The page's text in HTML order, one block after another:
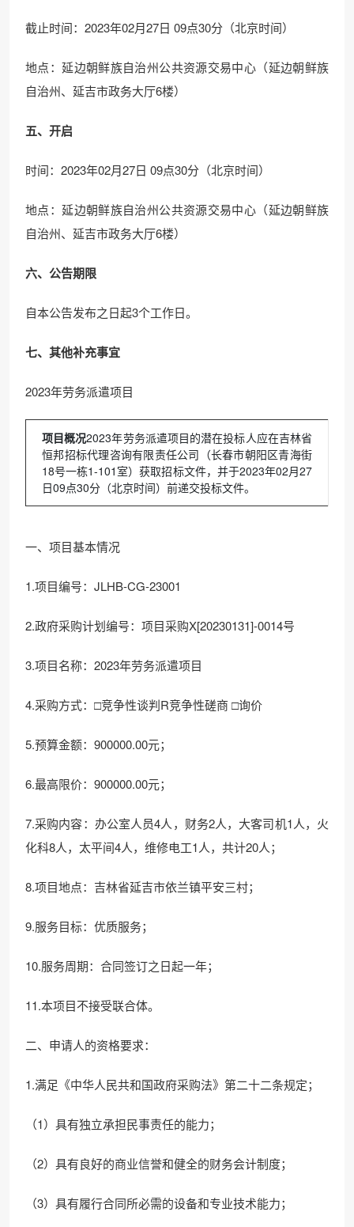
截止时间：2023年02月27日 09点30分（北京时间）
地点：延边朝鲜族自治州公共资源交易中心（延边朝鲜族
自治州、延吉市政务大厅6楼）
五、开启
时间：2023年02月27日 09点30分（北京时间）
地点：延边朝鲜族自治州公共资源交易中心（延边朝鲜族
自治州、延吉市政务大厅6楼）
六、公告期限
自本公告发布之日起3个工作日。
七、其他补充事宜
2023年劳务派遣项目
项目概况2023年劳务派遣项目的潜在投标人应在吉林省
恒邦招标代理咨询有限责任公司（长春市朝阳区青海街
18号一栋1-101室）获取招标文件，并于2023年02月27
日09点30分（北京时间）前递交投标文件。
一、项目基本情况
1.项目编号：JLHB-CG-23001
2.政府采购计划编号：项目采购X[20230131]-0014号
3.项目名称：2023年劳务派遣项目
4.采购方式：□竞争性谈判R竞争性磋商 □询价
5.预算金额：900000.00元；
6.最高限价：900000.00元；
7.采购内容：办公室人员4人，财务2人，大客司机1人，火
化科8人，太平间4人，维修电工1人，共计20人；
8.项目地点：吉林省延吉市依兰镇平安三村；
9.服务目标：优质服务；
10.服务周期：合同签订之日起一年；
11.本项目不接受联合体。
二、申请人的资格要求：
1.满足《中华人民共和国政府采购法》第二十二条规定；
（1）具有独立承担民事责任的能力；
（2）具有良好的商业信誉和健全的财务会计制度；
（3）具有履行合同所必需的设备和专业技术能力；